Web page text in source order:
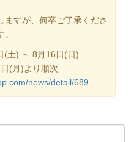
ますが、何卒ご了承くださ
土) ～ 8月16日(日)
(月)より順次
news/detail/689